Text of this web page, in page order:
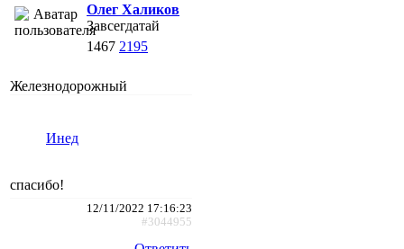
Олег Халиков
Завсегдатай
1467 2195
Железнодорожный
Инед
спасибо!
12/11/2022 17:16:23
#3044955